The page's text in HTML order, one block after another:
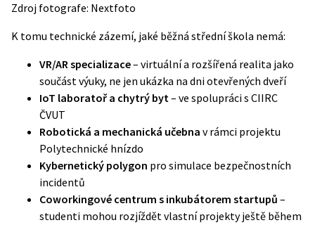
Zdroj fotografe: Nextfoto
K tomu technické zázemí, jaké běžná střední škola nemá:
VR/AR specializace– virtuální a rozšířená realita jako
součást výuky, ne jen ukázka na dni otevřených dveří
IoT laboratoř a chytrý byt– ve spolupráci s CIIRC
ČVUT
Robotická a mechanická učebna v rámci projektu
Polytechnické hnízdo
Kybernetický polygon pro simulace bezpečnostních
incidentů
Coworkingové centrum s inkubátorem startupů –
studenti mohou rozjíždět vlastní projekty ještě během